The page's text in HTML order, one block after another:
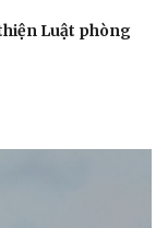
Luật phòng